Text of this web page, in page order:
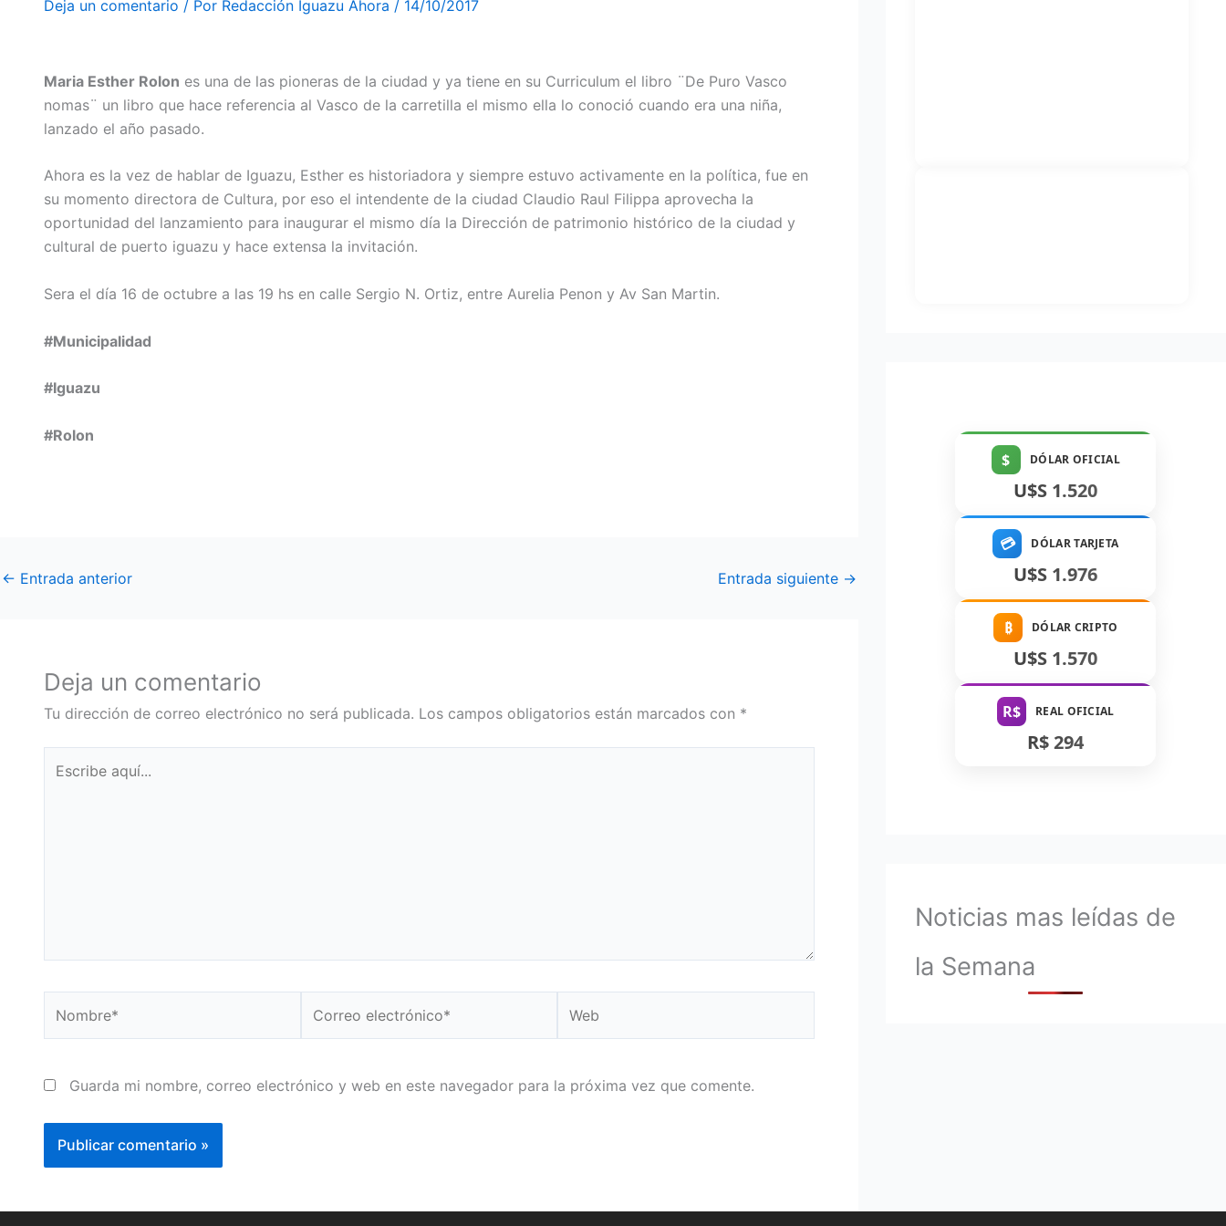
Deja un comentario / Por Redacción Iguazu Ahora / 14/10/2017
Maria Esther Rolon es una de las pioneras de la ciudad y ya tiene en su Curriculum el libro ¨De Puro Vasco
nomas¨ un libro que hace referencia al Vasco de la carretilla el mismo ella lo conoció cuando era una niña,
lanzado el año pasado.
Ahora es la vez de hablar de Iguazu, Esther es historiadora y siempre estuvo activamente en la política, fue en
su momento directora de Cultura, por eso el intendente de la ciudad Claudio Raul Filippa aprovecha la
oportunidad del lanzamiento para inaugurar el mismo día la Dirección de patrimonio histórico de la ciudad y
cultural de puerto iguazu y hace extensa la invitación.
Sera el día 16 de octubre a las 19 hs en calle Sergio N. Ortiz, entre Aurelia Penon y Av San Martin.
#Municipalidad
#Iguazu
#Rolon
← Entrada anterior Entrada siguiente →
Deja un comentario
Tu dirección de correo electrónico no será publicada. Los campos obligatorios están marcados con *
aquí...
electrónico*
Guarda mi nombre, correo electrónico y web en este navegador para la próxima vez que comente.
$ DÓLAR OFICIAL
U$S 1.520
💳 DÓLAR TARJETA
U$S 1.976
₿ DÓLAR CRIPTO
U$S 1.570
R$ REAL OFICIAL
R$ 294
Noticias mas leídas de
la Semana